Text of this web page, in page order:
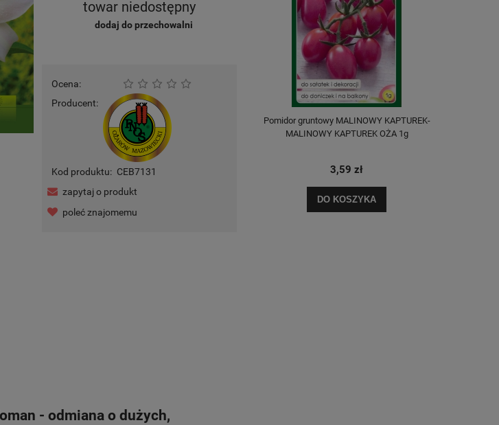
towar niedostępny
dodaj do przechowalni
Ocena:
Producent:
Kod produktu: CEB7131
zapytaj o produkt
poleć znajomemu
- odmiana o dużych,
Pomidor gruntowy MALINOWY KAPTUREK-
MALINOWY KAPTUREK OŻA 1g
3,59 zł
DO KOSZYKA